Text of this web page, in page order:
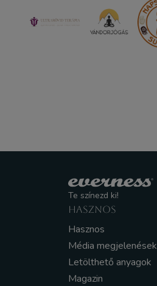
Te színezd ki!
HASZNOS
Hasznos
Média megjelenések
Letölthető anyagok
Magazin